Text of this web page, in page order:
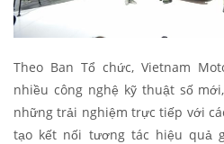
Theo Ban Tổ chức, Vietnam
nhiều công nghệ kỹ thuật số
những trải nghiệm trực tiếp với
tạo kết nối tương tác hiệu quả